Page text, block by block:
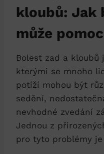
kloubů: Jak
může
Bolest zad a kloubů
kterými se mnoho
potíží mohou být
sedění,
nevhodné zvedání
Jednou z
pro tyto problémy